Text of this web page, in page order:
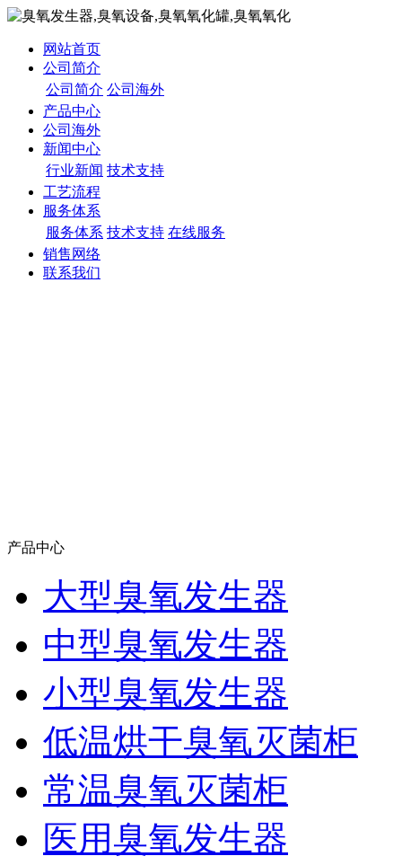
网站首页
公司简介
公司简介 公司海外
产品中心
公司海外
新闻中心
行业新闻 技术支持
工艺流程
服务体系
服务体系 技术支持 在线服务
销售网络
联系我们
产品中心
大型臭氧发生器
中型臭氧发生器
小型臭氧发生器
低温烘干臭氧灭菌柜
常温臭氧灭菌柜
医用臭氧发生器